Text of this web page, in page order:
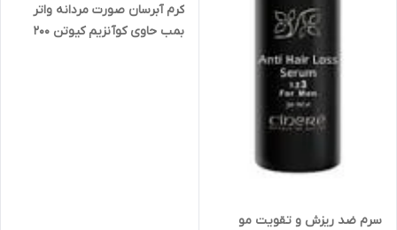
سرم ضد ریزش و تقویت مو
کرم آبرسان صورت مردانه واتر
بمب حاوی کوآنزیم کیوتن 200